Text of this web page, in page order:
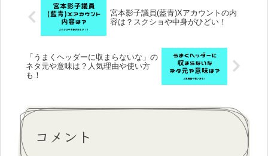
宮本影子議員(藍青)Xアカウントの内
容は？スクショや中身がひどい！
「うまくヘッダーに収まらないな」の
ネタ元や意味は？人気理由や使い方
も！
コメント